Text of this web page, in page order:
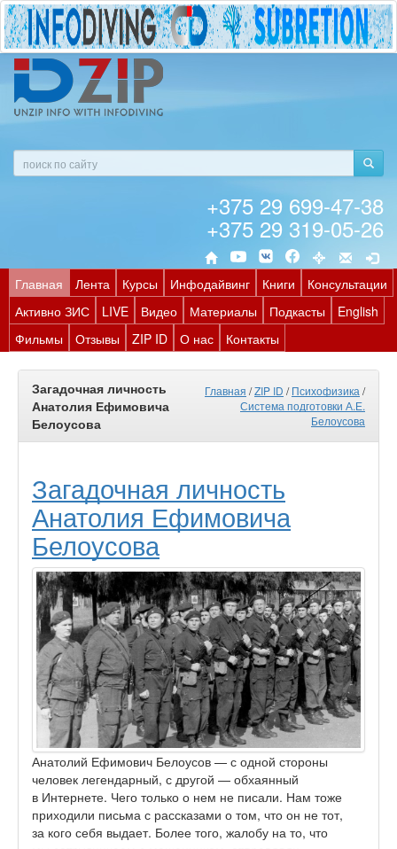
+375 29 699-47-38
+375 29 319-05-26
Главная Лента Курсы Инфодайвинг Книги
Консультации
Активно ЗИС
LIVE Видео Материалы Подкасты
English
Фильмы
Отзывы ZIP ID О нас Контакты
Загадочная личность
Анатолия Ефимовича
Белоусова
Главная /ZIP ID /Психофизика /
Система подготовки А.Е.
Белоусова
Загадочная личность
Анатолия Ефимовича
Белоусова
Анатолий Ефимович Белоусов — с одной стороны
человек легендарный, с другой — обхаянный
в Интернете. Чего только о нем не писали. Нам тоже
приходили письма с рассказами о том, что он не тот,
за кого себя выдает. Более того, жалобу на то, что